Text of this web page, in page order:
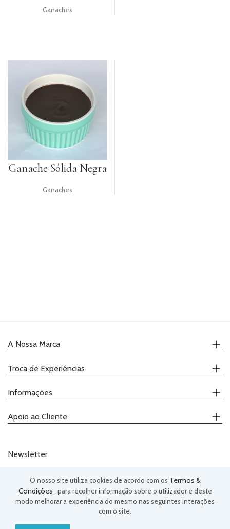
Ganaches
Ganache Sólida Negra
Ganaches
O nosso site utiliza cookies de acordo com os Termos &
Condições
, para recolher informação sobre o utilizador e deste
modo melhorar a experiência do mesmo nas seguintes interações
com o site.
A Nossa Marca
Quem Somos
Onde Comprar
Catálogo
Troca de Experiências
Calendário
Demonstrações
Degustações
Informações
Contactos
Política de Privacidade
Apoio ao Cliente
Email:geral@justaddloveee.com
Newsletter
SUBSCREVER